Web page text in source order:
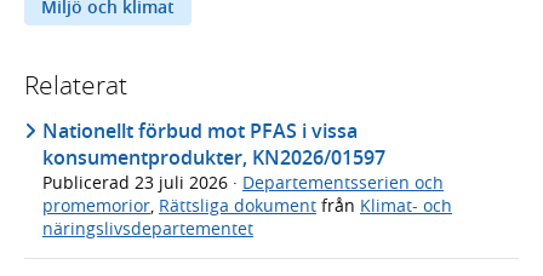
Miljö och klimat
Relaterat
Nationellt förbud mot PFAS i vissa
konsumentprodukter, KN2026/01597
Publicerad 23 juli 2026 · Departementsserien och
promemorior, Rättsliga dokument från Klimat- och
näringslivsdepartementet